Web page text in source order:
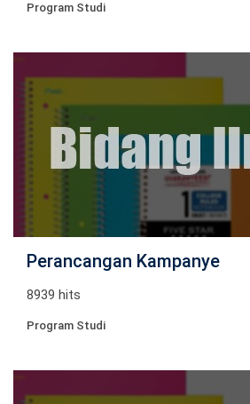
Program Studi
Perancangan Kampanye
8939 hits
Program Studi